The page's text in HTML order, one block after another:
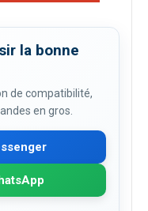
la bonne
de compatibilité,
en gros.